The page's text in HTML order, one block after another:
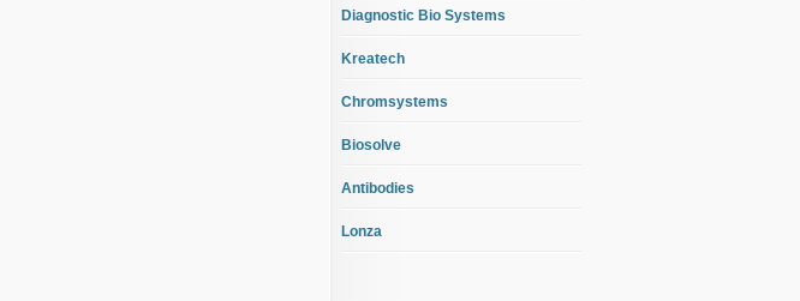
Diagnostic Bio Systems
Kreatech
Chromsystems
Biosolve
Antibodies
Lonza